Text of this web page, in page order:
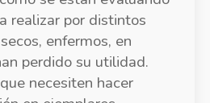
realizar por distintos
enfermos, en
perdido su utilidad.
necesiten hacer